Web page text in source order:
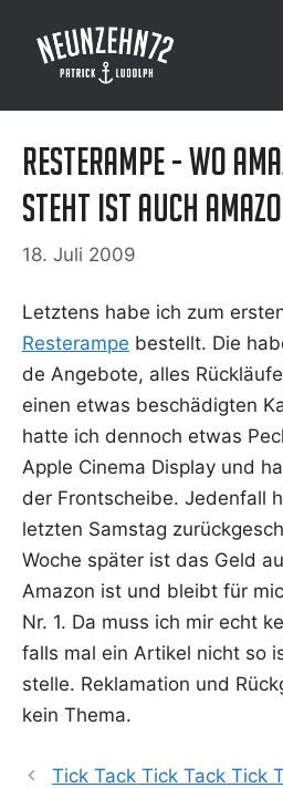
Inhalt
springen
Resterampe - wo
steht ist auch
18. Juli 2009
Letz­tens habe ich zum
Res­te­ram­pe bestellt. Die
de Ange­bo­te, alles
einen etwas beschä­dig­ten
hat­te ich den­noch etwas
Apple Cine­ma Dis­play und
der Front­schei­be. Jeden­fall
letz­ten Sams­tag
Woche spä­ter ist das Geld
Ama­zon ist und bleibt für
Nr. 1. Da muss ich mir echt
falls mal ein Arti­kel nicht so
stel­le. Rekla­ma­ti­on und
kein Thema.
Tick Tack Tick Tack Tick